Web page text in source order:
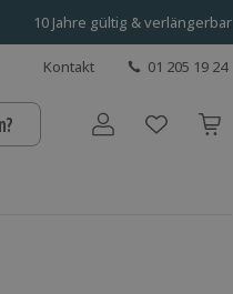
10 Jahre gültig & verlängerbar
Kontakt 01 205 19 24
Benutzerkonto